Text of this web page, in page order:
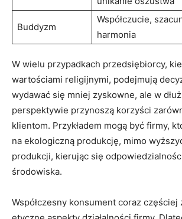
Buddyzm
Współczucie,
harmonia
W wielu przypadkach przedsiębiorcy,
wartościami religijnymi, podejmują
wydawać się mniej zyskowne, ale w
perspektywie przynoszą korzyści
klientom. Przykładem mogą być firmy,
na ekologiczną produkcję, mimo
produkcji, kierując się
środowiska.
Współczesny konsument coraz częściej